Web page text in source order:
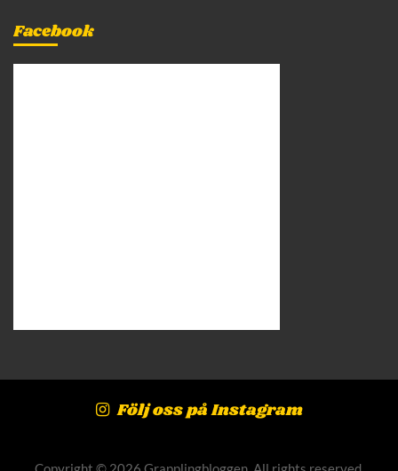
Facebook
Följ oss på Instagram